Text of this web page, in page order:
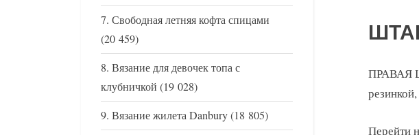
ПРАВАЯ
Перейти
Свободная летняя кофта спицами
(20 459)
Вязание для девочек топа с
клубничкой (19 028)
Вязание жилета Danbury(18 805)